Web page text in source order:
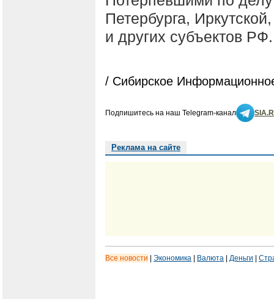
Петербурга,
и других субъектов РФ.
/ Сибирское
Подпишитесь на наш Telegram-канал
Реклама на сайте
Все новости Экономика Валюта Деньги